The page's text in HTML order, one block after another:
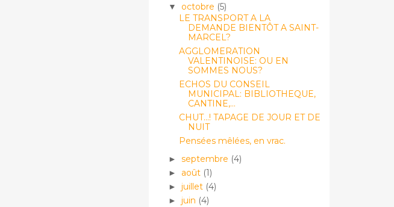
▼ octobre (5)
LE TRANSPORT A LA
DEMANDE BIENTÔT A SAINT-
MARCEL?
AGGLOMERATION
VALENTINOISE: OU EN
SOMMES NOUS?
ECHOS DU CONSEIL
MUNICIPAL: BIBLIOTHEQUE,
CANTINE,...
CHUT...! TAPAGE DE JOUR ET DE
NUIT
Pensées mêlées, en vrac.
► septembre (4)
► août (1)
► juillet (4)
► juin (4)